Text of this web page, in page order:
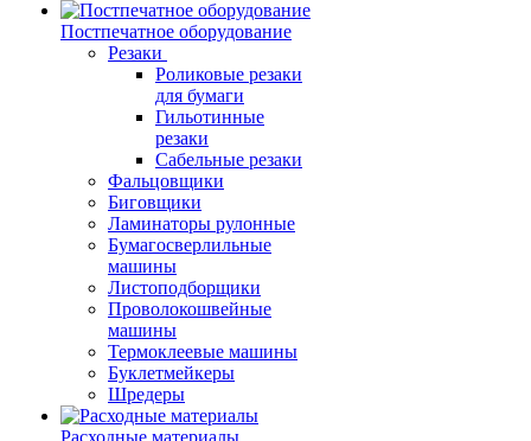
Постпечатное оборудование
Резаки
Роликовые резаки
для бумаги
Гильотинные
резаки
Сабельные резаки
Фальцовщики
Биговщики
Ламинаторы рулонные
Бумагосверлильные
машины
Листоподборщики
Проволокошвейные
машины
Термоклеевые машины
Буклетмейкеры
Шредеры
Расходные материалы